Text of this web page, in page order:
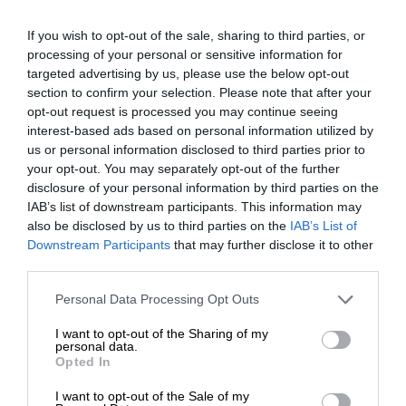
If you wish to opt-out of the sale, sharing to third parties, or
processing of your personal or sensitive information for
targeted advertising by us, please use the below opt-out
section to confirm your selection. Please note that after your
opt-out request is processed you may continue seeing
interest-based ads based on personal information utilized by
us or personal information disclosed to third parties prior to
your opt-out. You may separately opt-out of the further
disclosure of your personal information by third parties on the
IAB’s list of downstream participants. This information may
also be disclosed by us to third parties on the IAB’s List of
Downstream Participants that may further disclose it to other
Personal Data Processing Opt Outs
I want to opt-out of the Sharing of my
personal data.
Opted In
I want to opt-out of the Sale of my
Rejestru Sądowego pod numerem KRS 0000347935, NIP
7792369887, Regon 301345068.
W sprawach nieuregulowanych niniejszym regulaminem
obowiązują przepisy kodeksu cywilnego oraz Ustawy o
świadczeniu usług drogą elektroniczną z dnia 18 lipca 2002
r. (Dz. U. Nr 144, poz. 1204 ze zm.), Ustawy o prawach
konsumenta z dnia 30 maja 2014 r. (Dz. U. 2014 poz. 827),
Ustawy o pozasądowym rozwiązywaniu sporów
konsumenckich z dnia 23 września 2016 r. (U. 2016 poz.
1823) oraz inne właściwe przepisy prawa polskiego.
Formularz zwrotu online [RMA]
Formularz zwrotu PDF
Regulamin przedsprzedaży
2020 r.